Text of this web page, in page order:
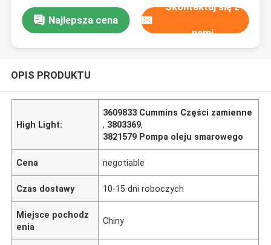
Najlepsza cena
Skontaktuj się z
nami
OPIS PRODUKTU
High Light:
3609833 Cummins Części zamienne
, 3803369,
3821579 Pompa oleju smarowego
Cena negotiable
Czas dostawy 10-15 dni roboczych
Miejsce pochodz
enia
Chiny